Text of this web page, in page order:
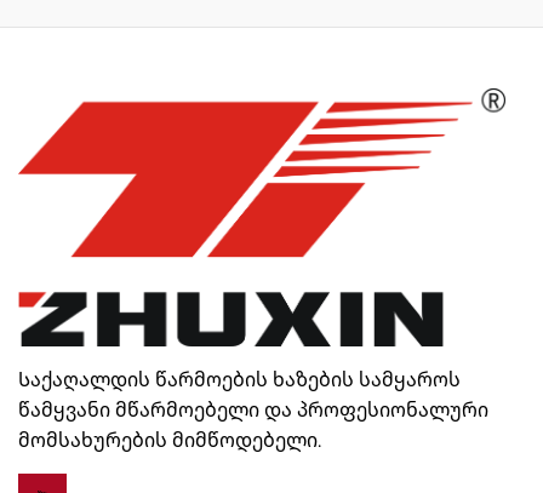
Საქაღალდის წარმოების ხაზების სამყაროს
წამყვანი მწარმოებელი და პროფესიონალური
მომსახურების მიმწოდებელი.